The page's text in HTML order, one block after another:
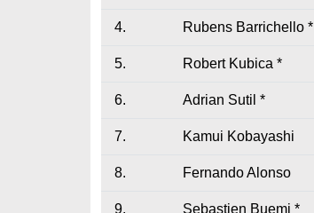
4. Rubens Barrichello *
5. Robert Kubica *
6. Adrian Sutil *
7. Kamui Kobayashi
8. Fernando Alonso
9. Sebastien Buemi *